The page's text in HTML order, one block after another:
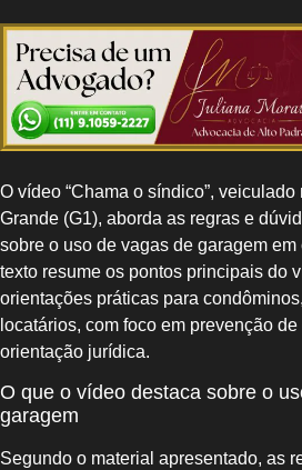
O vídeo “Chama o síndico”,
Grande (G1), aborda as regras e
sobre o uso de vagas de garagem
texto resume os pontos principais do
orientações práticas para
locatários, com foco em prevenção
orientação jurídica.
O que o vídeo destaca sobre o
garagem
Segundo o material apresentado, as